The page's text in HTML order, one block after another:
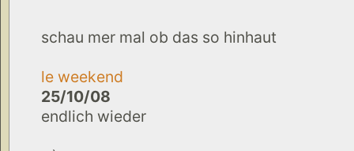
schau mer mal ob das so hinhaut
le weekend
25/10/08
endlich wieder